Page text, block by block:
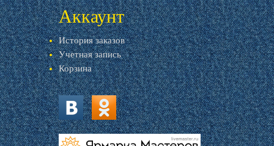
Аккаунт
История заказов
Учетная запись
Корзина
vk.com ok.ru